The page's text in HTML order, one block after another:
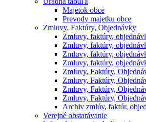
Majetok obce
Prevody majetku obce
Zmluvy, Faktúry, Objednávky
Zmluvy, faktúry,
Zmluvy, faktúry,
Zmluvy, faktúry,
Zmluvy, faktúry,
Zmluvy, Faktúry,
Zmluvy, Faktúry,
Zmluvy, Faktúry,
Zmluvy, Faktúry,
Archiv zmlúv, faktúr,
Verejné obstarávanie